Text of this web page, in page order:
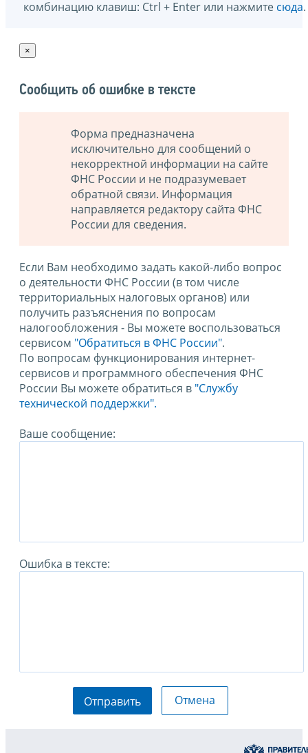
комбинацию клавиш: Ctrl + Enter или нажмите сюда.
×
Сообщить об ошибке в тексте
Форма предназначена
исключительно для сообщений о
некорректной информации на сайте
ФНС России и не подразумевает
обратной связи. Информация
направляется редактору сайта ФНС
России для сведения.
Если Вам необходимо задать какой-либо вопрос
о деятельности ФНС России (в том числе
территориальных налоговых органов) или
получить разъяснения по вопросам
налогообложения - Вы можете воспользоваться
сервисом "Обратиться в ФНС России".
По вопросам функционирования интернет-
сервисов и программного обеспечения ФНС
России Вы можете обратиться в "Службу
технической поддержки".
Ваше сообщение:
Ошибка в тексте:
Отправить Отмена